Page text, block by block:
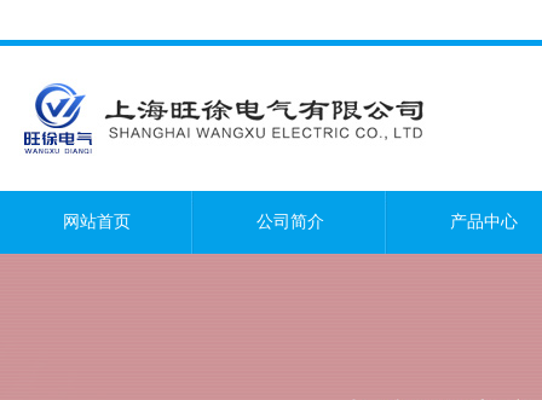
网站首页 公司简介 产品中心